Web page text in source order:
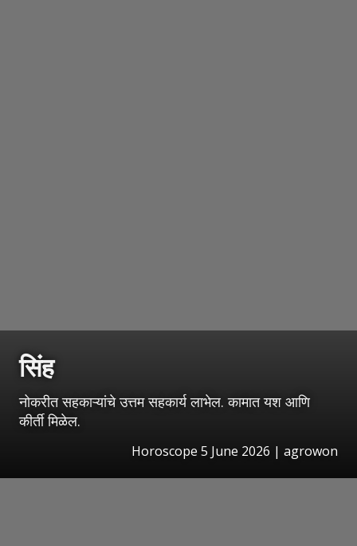
सिंह
नोकरीत सहकाऱ्यांचे उत्तम सहकार्य लाभेल. कामात यश आणि
कीर्ती मिळेल.
Horoscope 5 June 2026 | agrowon